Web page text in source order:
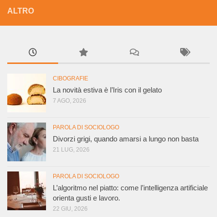
ALTRO
CIBOGRAFIE
La novità estiva è l’Iris con il gelato
7 AGO, 2026
PAROLA DI SOCIOLOGO
Divorzi grigi, quando amarsi a lungo non basta
21 LUG, 2026
PAROLA DI SOCIOLOGO
L’algoritmo nel piatto: come l’intelligenza artificiale
orienta gusti e lavoro.
22 GIU, 2026